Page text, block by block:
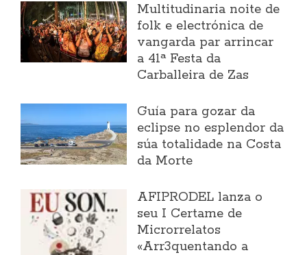
Multitudinaria noite de
folk e electrónica de
vangarda par arrincar
a 41ª Festa da
Carballeira de Zas
Guía para gozar da
eclipse no esplendor da
súa totalidade na Costa
da Morte
AFIPRODEL lanza o
seu I Certame de
Microrrelatos
«Arr3quentando a